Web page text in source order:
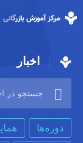
اخبار
دوره‌ها